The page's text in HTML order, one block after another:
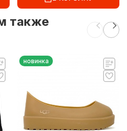
также
новинка